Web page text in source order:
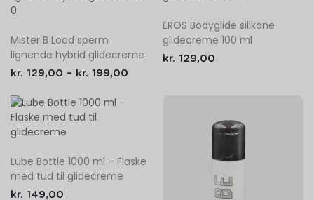
Mister B Load sperm
lignende hybrid glidecreme
kr. 129,00 – kr. 199,00
EROS Bodyglide silikone
glidecreme 100 ml
kr. 129,00
Lube Bottle 1000 ml – Flaske
med tud til glidecreme
kr. 149,00